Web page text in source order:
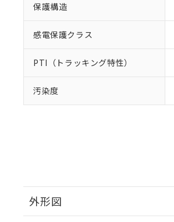
保護構造
感電保護クラス
PTI（トラッキング特性）
汚染度
外形図